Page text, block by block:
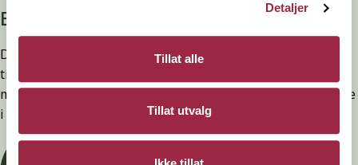
Detaljer
Tillat alle
Tillat utvalg
Branntestet
Denne kledninger er testet, dokumentert, godkjent og
tilfredsstiller preakseptert ytelse for brann (D-s2,d0) ved
montering. Ytelsen opprettholdes ved å følge anvisningene
i våre FDV-er.